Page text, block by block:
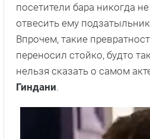
посетители бара никогда
отвесить ему
Впрочем, такие
переносил стойко, будто
нельзя сказать о самом
Гиндани.